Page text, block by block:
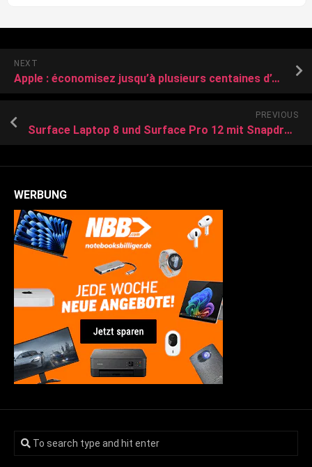
NEXT
Apple : économisez jusqu’à plusieurs centaines d’euros sur les iPhone, iPad et MacBook grâce à ces offres et codes promo
PREVIOUS
Surface Laptop 8 und Surface Pro 12 mit Snapdragon X2 offiziell vorgestellt
WERBUNG